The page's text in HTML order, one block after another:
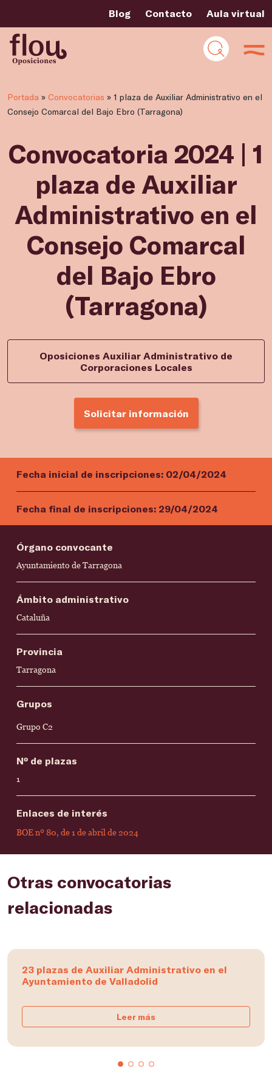
Blog Contacto Aula virtual
Portada » Convocatorias » 1 plaza de Auxiliar Administrativo en el
Consejo Comarcal del Bajo Ebro (Tarragona)
Convocatoria 2024 | 1
plaza de Auxiliar
Administrativo en el
Consejo Comarcal
del Bajo Ebro
(Tarragona)
Oposiciones Auxiliar Administrativo de
Corporaciones Locales
Solicitar información
Fecha inicial de inscripciones: 02/04/2024
Fecha final de inscripciones: 29/04/2024
Órgano convocante
Ayuntamiento de Tarragona
Ámbito administrativo
Cataluña
Provincia
Tarragona
Grupos
Grupo C2
Nº de plazas
1
Enlaces de interés
BOE nº 80, de 1 de abril de 2024
Otras convocatorias
relacionadas
23 plazas de Auxiliar Administrativo en el
Ayuntamiento de Valladolid
Leer más